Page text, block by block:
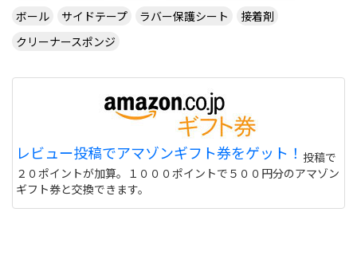
ボール
サイドテープ ラバー保護シート
接着剤
クリーナースポンジ
レビュー投稿でアマゾンギフト券をゲット！ 投稿で
２０ポイントが加算。１０００ポイントで５００円分のアマゾン
ギフト券と交換できます。